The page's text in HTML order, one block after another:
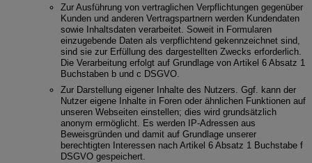
Zur Ausführung von vertraglichen Verpflichtungen gegenüber
Kunden und anderen Vertragspartnern werden Kundendaten
sowie Inhaltsdaten verarbeitet. Soweit in Formularen
einzugebende Daten als verpflichtend gekennzeichnet sind,
sind sie zur Erfüllung des dargestellten Zwecks erforderlich.
Die Verarbeitung erfolgt auf Grundlage von Artikel 6 Absatz 1
Buchstaben b und c DSGVO.
Zur Darstellung eigener Inhalte des Nutzers. Ggf. kann der
Nutzer eigene Inhalte in Foren oder ähnlichen Funktionen auf
unseren Webseiten einstellen; dies wird grundsätzlich
anonym ermöglicht. Es werden IP-Adressen aus
Beweisgründen und damit auf Grundlage unserer
berechtigten Interessen nach Artikel 6 Absatz 1 Buchstabe f
DSGVO gespeichert.